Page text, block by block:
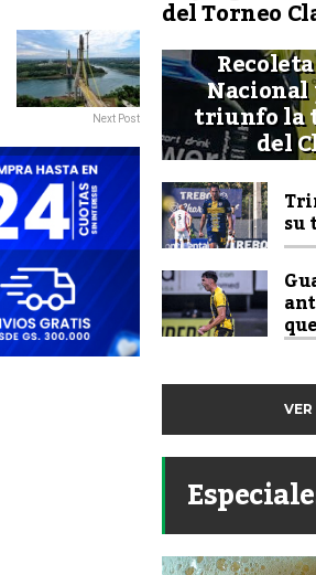
Next Post
del Torneo
triunfo la
del
su